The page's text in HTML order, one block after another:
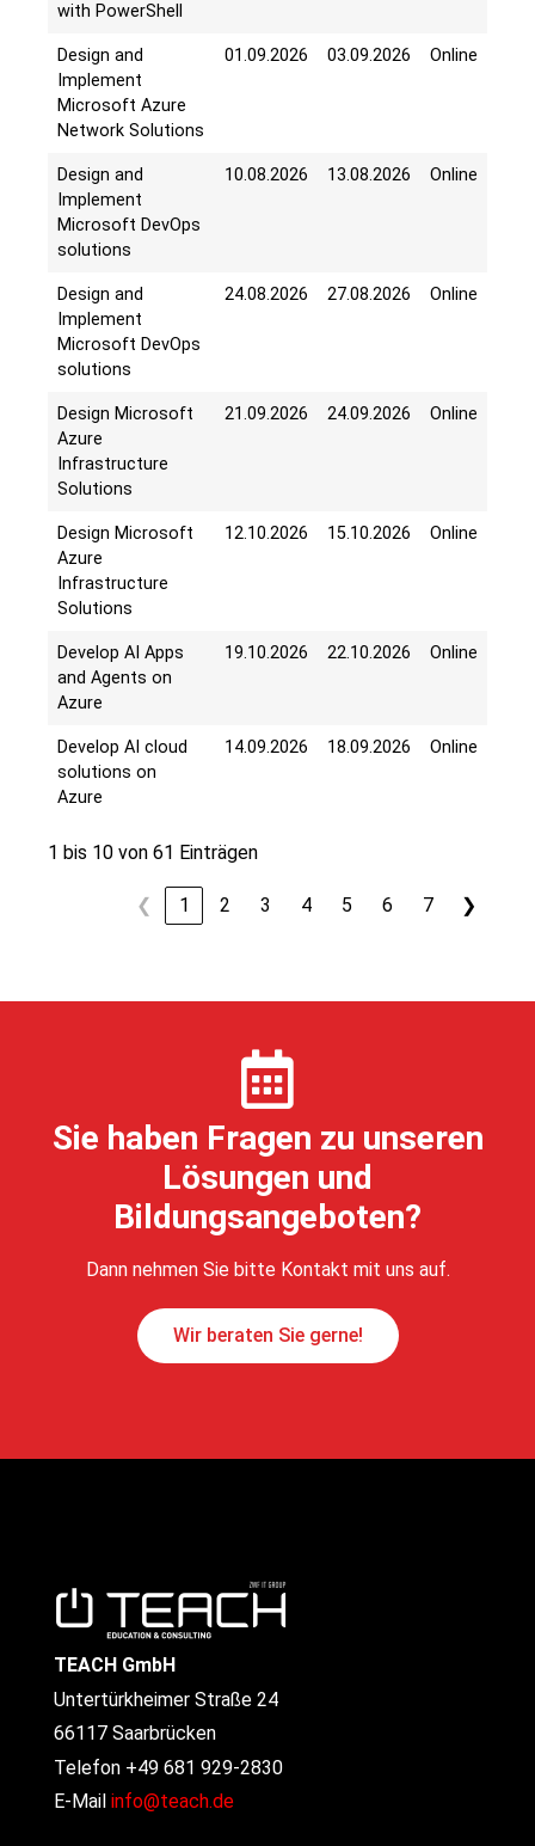
with PowerShell
Design and
Implement
Microsoft Azure
Network Solutions
01.09.2026 03.09.2026 Online
Design and
Implement
Microsoft DevOps
solutions
10.08.2026 13.08.2026 Online
Design and
Implement
Microsoft DevOps
solutions
24.08.2026 27.08.2026 Online
Design Microsoft
Azure
Infrastructure
Solutions
21.09.2026 24.09.2026 Online
Design Microsoft
Azure
Infrastructure
Solutions
12.10.2026 15.10.2026 Online
Develop AI Apps
and Agents on
Azure
19.10.2026 22.10.2026 Online
Develop AI cloud
solutions on
Azure
14.09.2026 18.09.2026 Online
1 bis 10 von 61 Einträgen
❮ 1 2 3 4 5 6 7 ❯
Sie haben Fragen zu unseren
Lösungen und
Bildungsangeboten?
Dann nehmen Sie bitte Kontakt mit uns auf.
Wir beraten Sie gerne!
TEACH GmbH
Untertürkheimer Straße 24
66117 Saarbrücken
Telefon +49 681 929-2830
E-Mail info@teach.de